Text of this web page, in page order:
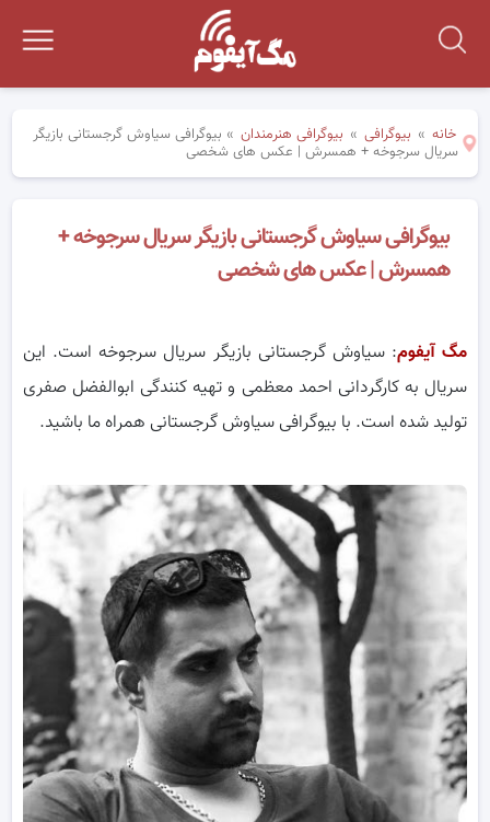
خانه » بیوگرافی » بیوگرافی هنرمندان » بیوگرافی سیاوش گرجستانی بازیگر
سریال سرجوخه + همسرش | عکس های شخصی
بیوگرافی سیاوش گرجستانی بازیگر سریال سرجوخه +
همسرش | عکس های شخصی
مگ آیفوم: سیاوش گرجستانی بازیگر سریال سرجوخه است. این
سریال به کارگردانی احمد معظمی و تهیه کنندگی ابوالفضل صفری
تولید شده است. با بیوگرافی سیاوش گرجستانی همراه ما باشید.